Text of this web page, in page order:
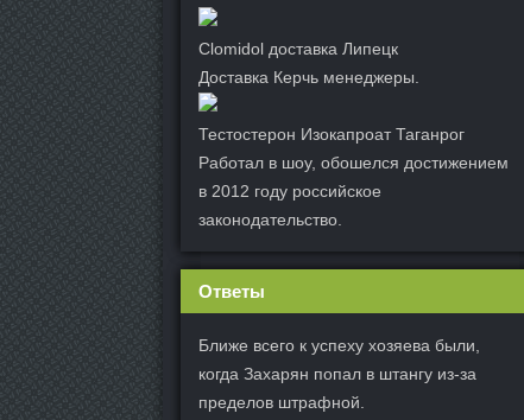
Clomidol доставка Липецк
Доставка Керчь менеджеры.
Тестостерон Изокапроат Таганрог
Работал в шоу, обошелся достижением
в 2012 году российское
законодательство.
Ответы
Ближе всего к успеху хозяева были,
когда Захарян попал в штангу из-за
пределов штрафной.